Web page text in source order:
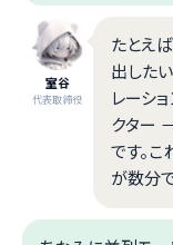
室谷
代表取締役
たとえ
出した
レーシ
クター
です。
が数分